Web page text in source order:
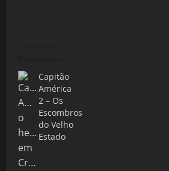
Capitão
América
2 – Os
Escombros
do Velho
Estado